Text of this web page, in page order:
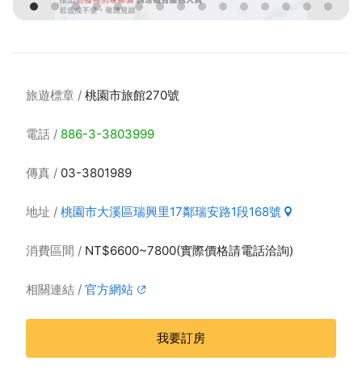
旅遊標章 桃園市旅館270號
電話 886-3-3803999
傳真 03-3801989
地址 桃園市大溪區瑞興里17鄰瑞安路1段168號
消費區間 NT$6600~7800(實際價格請電話洽詢)
相關連結 官方網站
我要訂房